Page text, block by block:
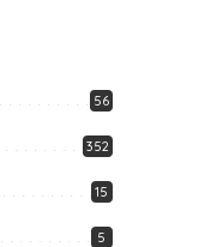
56
352
15
5